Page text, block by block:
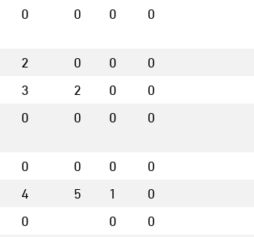
0 0 0 0
2 0 0 0
3 2 0 0
0 0 0 0
0 0 0 0
4 5 1 0
0 0 0